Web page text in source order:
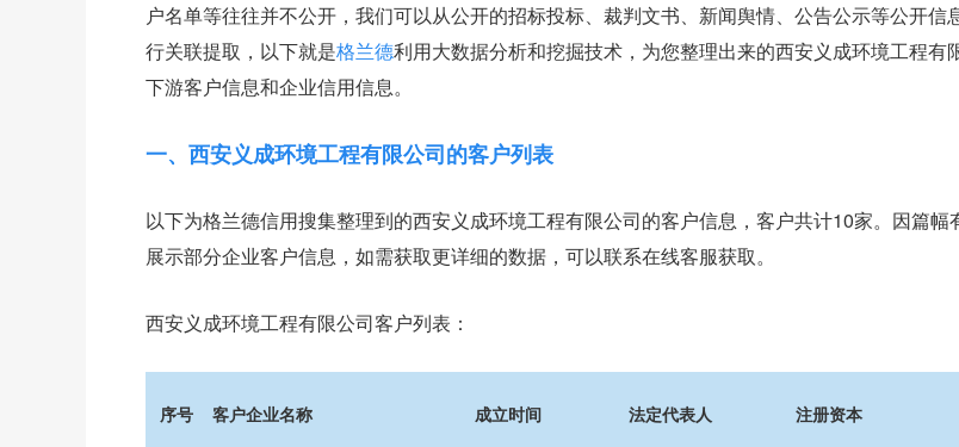
户名单等往往并不公开，我们可以从公开的招标投标、裁判文书、新闻舆情、公告公示等公开信
行关联提取，以下就是格兰德利用大数据分析和挖掘技术，为您整理出来的西安义成环境工程有
下游客户信息和企业信用信息。
一、 西安义成环境工程有限公司的客户列表
以下为格兰德信用搜集整理到的西安义成环境工程有限公司的客户信息，客户共计10家。因篇幅
展示部分企业客户信息，如需获取更详细的数据，可以联系在线客服获取。
西安义成环境工程有限公司客户列表：
序号 客户企业名称 成立时间 法定代表人 注册资本